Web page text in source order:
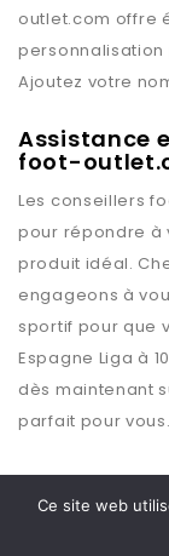
outlet.com offre
Ajoutez votre
Assistance
foot-
Les conseillers
pour répondre à
produit idéal.
engageons à
sportif pour que
Espagne Liga à
dès maintenant
parfait pour vous.
Ce site web